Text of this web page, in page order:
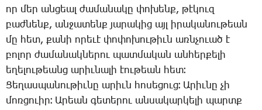
որ մեր ան­ցեալ ժա­մա­նա­կը փո­խենք, թէ­կուզ
բաժ­նենք, ան­ջա­տենք յա­րա­կից այլ ի­րա­կա­նու­թեան
մը հետ, քա­նի ո­րե­ւէ փո­փո­խու­թիւն առն­չո­ւած է
բո­լոր ժա­մա­նակ­նե­րու պատ­մա­կան ան­հեր­քե­լի
ե­ղե­լու­թեանց ա­րիւ­նա­լի էու­թեան հետ։
­Ցե­ղաս­պա­նու­թիւ­նը ա­րիւն հո­սե­ցուց։ Ա­րիւ­նը չի
մոռ­ցո­ւիր։ Ա­րեան գե­տե­րու ան­սա­կար­կե­լի պարտք